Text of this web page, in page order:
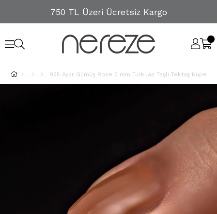
750 TL Üzeri Ücretsiz Kargo
925 Ayar Gümüş Rose 3 mm Turkuaz Taşlı Tektaş Küpe